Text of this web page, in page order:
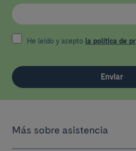
He leído y acepto la política de
Enviar
Más sobre asistencia